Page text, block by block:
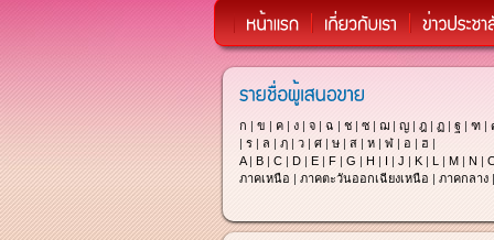
ก | ข | ค | ง | จ | ฉ | ช | ซ | ฌ | ญ | ฎ | ฏ | ฐ | ฑ |
| ร | ล | ฦ | ว | ศ | ษ | ส | ห | ฬ | อ | ฮ |
A| B | C | D | E | F | G | H | I | J | K | L | M | N |
ภาคเหนือ | ภาคตะวันออกเฉียงเหนือ | ภาคกลาง